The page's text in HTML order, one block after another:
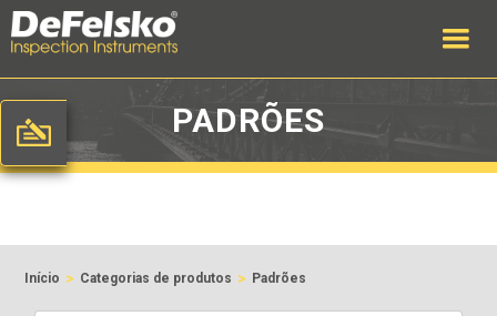
PADRÕES
Início > Categorias de produtos > Padrões